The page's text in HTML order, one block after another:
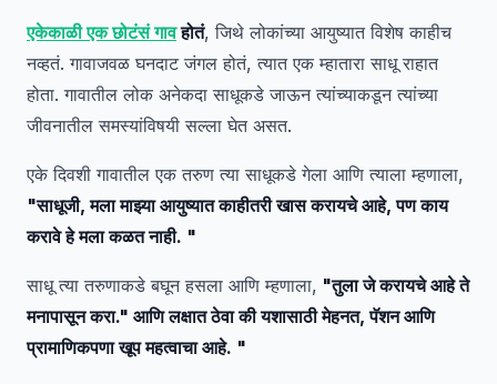
एकेकाळी एक छोटंसं गावहोतं, जिथे लोकांच्या आयुष्यात विशेष काहीच
नव्हतं. गावाजवळ घनदाट जंगल होतं, त्यात एक म्हातारा साधू राहात
होता. गावातील लोक अनेकदा साधूकडे जाऊन त्यांच्याकडून त्यांच्या
जीवनातील समस्यांविषयी सल्ला घेत असत.
एके दिवशी गावातील एक तरुण त्या साधूकडे गेला आणि त्याला म्हणाला,
"साधूजी, मला माझ्या आयुष्यात काहीतरी खास करायचे आहे, पण काय
करावे हे मला कळत नाही. "
साधू त्या तरुणाकडे बघून हसला आणि म्हणाला, "तुला जे करायचे आहे ते
मनापासून करा." आणि लक्षात ठेवा की यशासाठी मेहनत, पॅशन आणि
प्रामाणिकपणा खूप महत्वाचा आहे. "